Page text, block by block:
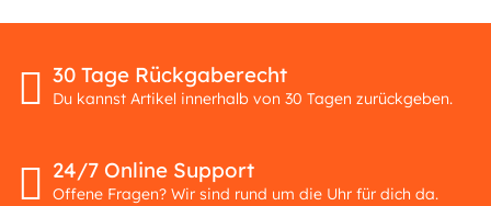
30 Tage Rückgaberecht
Du kannst Artikel innerhalb von 30 Tagen zurückgeben.
24/7 Online Support
Offene Fragen? Wir sind rund um die Uhr für dich da.